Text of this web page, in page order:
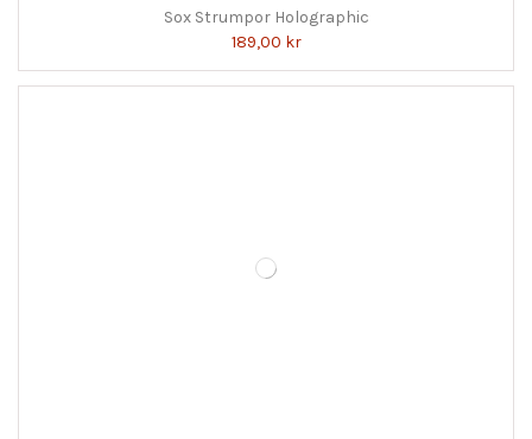
Sox Strumpor Holographic
189,00 kr